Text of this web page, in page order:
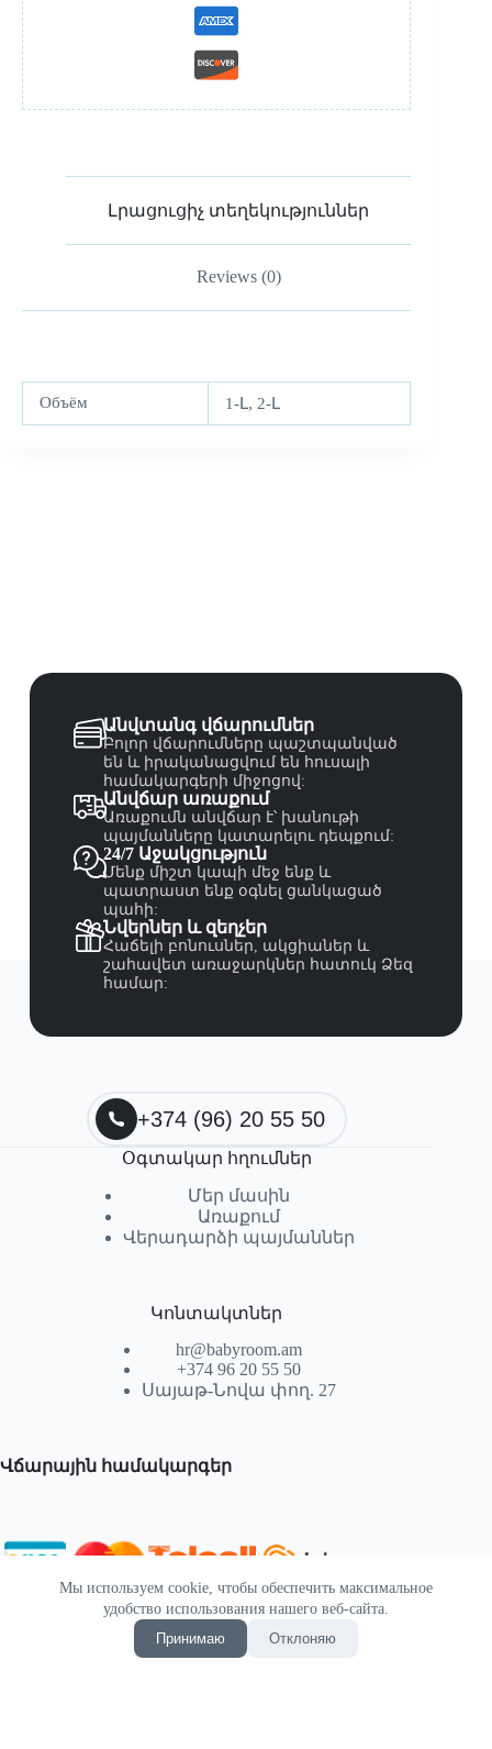
Мы используем cookie, чтобы обеспечить максимальное
удобство использования нашего веб-сайта.
Принимаю
Отклоняю
Լրացուցիչ տեղեկություններ
Reviews (0)
Объём 1-Լ, 2-Լ
Անվտանգ վճարումներ
Բոլոր վճարումները պաշտպանված
են և իրականացվում են հուսալի
համակարգերի միջոցով:
Անվճար առաքում
Առաքումն անվճար է՝ խանութի
պայմանները կատարելու դեպքում:
24/7 Աջակցություն
Մենք միշտ կապի մեջ ենք և
պատրաստ ենք օգնել ցանկացած
պահի:
Նվերներ և զեղչեր
Հաճելի բոնուսներ, ակցիաներ և
շահավետ առաջարկներ հատուկ Ձեզ
համար:
+374 (96) 20 55 50
Օգտակար հղումներ
Մեր մասին
Առաքում
Վերադարձի պայմաններ
Կոնտակտներ
hr@babyroom.am
+374 96 20 55 50
Սայաթ-Նովա փող. 27
Վճարային համակարգեր
© 2026 | Powered by SEKTIF